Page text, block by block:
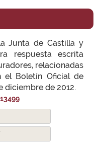
Junta de Castilla y
respuesta escrita
relacionadas
el Boletín Oficial de
diciembre de 2012.